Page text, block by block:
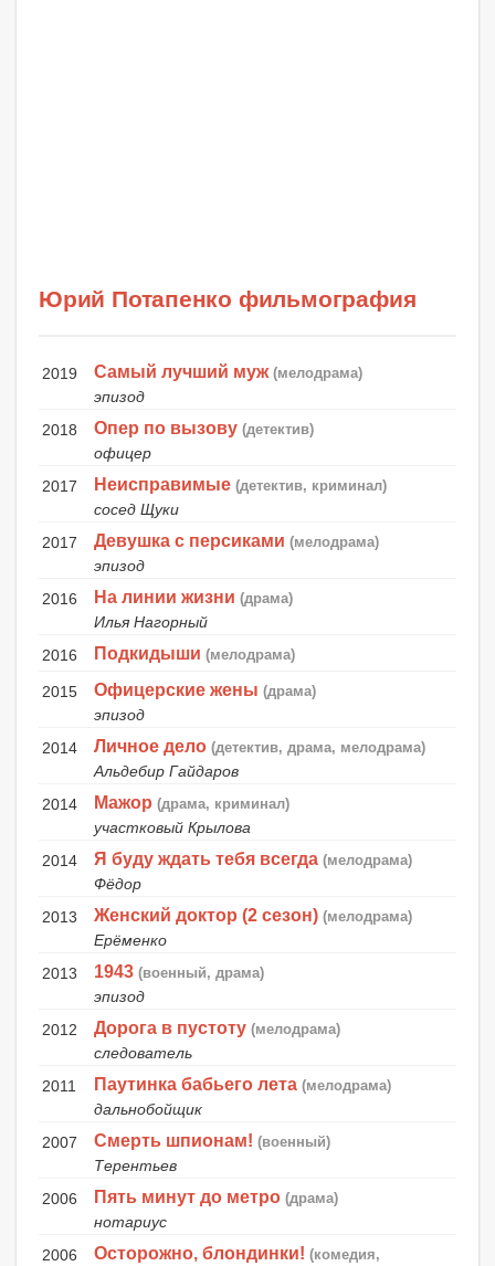
Юрий Потапенко фильмография
2019 Самый лучший муж (мелодрама)
эпизод
2018
Опер по вызову (детектив)
офицер
2017
Неисправимые (детектив, криминал)
сосед Щуки
2017
Девушка с персиками (мелодрама)
эпизод
2016
На линии жизни (драма)
Илья Нагорный
2016
Подкидыши (мелодрама)
2015 Офицерские жены (драма)
эпизод
2014
Личное дело (детектив, драма, мелодрама)
Альдебир Гайдаров
2014
Мажор (драма, криминал)
участковый Крылова
2014
Я буду ждать тебя всегда (мелодрама)
Фёдор
2013
Женский доктор (2 сезон) (мелодрама)
Ерёменко
2013
1943 (военный, драма)
эпизод
2012
Дорога в пустоту (мелодрама)
следователь
2011
Паутинка бабьего лета (мелодрама)
дальнобойщик
2007
Смерть шпионам! (военный)
Терентьев
2006
Пять минут до метро (драма)
нотариус
2006
Осторожно, блондинки! (комедия,